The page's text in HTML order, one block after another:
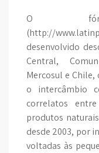
O fórum
(http://
desenvolvido
Central,
Mercosul e
o intercâmbio
correlatos
produtos
desde 2003, por
voltadas às